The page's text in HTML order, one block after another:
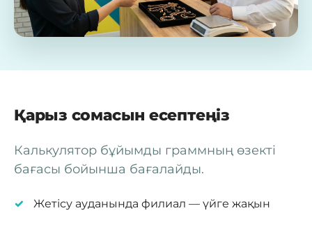
Қарыз сомасын есептеңіз
Калькулятор бұйымды граммның өзекті
бағасы бойынша бағалайды.
Жетісу ауданында филиал — үйге жақын